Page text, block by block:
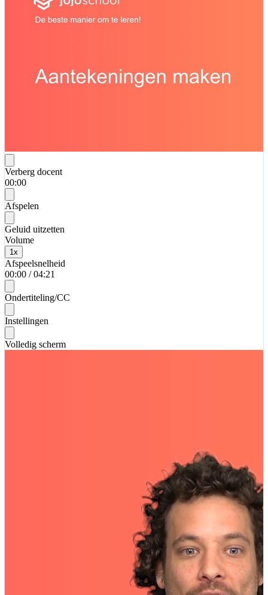
Verberg docent
00:00
Afspelen
Geluid uitzetten
Volume
1 x
Afspeelsnelheid
00:00 / 04:21
Ondertiteling/CC
Instellingen
Volledig scherm